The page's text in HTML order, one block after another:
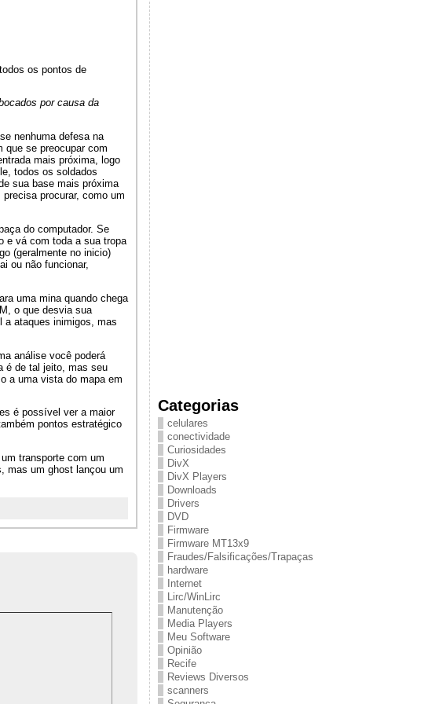
os pontos de
por causa da
nenhuma defesa na
que se preocupar com
mais próxima, logo
todos os soldados
sua base mais próxima
procurar, como um
do computador. Se
e vá com toda a sua tropa
(geralmente no inicio)
ou não funcionar,
uma mina quando chega
o que desvia sua
a ataques inimigos, mas
análise você poderá
é de tal jeito, mas seu
a uma vista do mapa em
é possível ver a maior
pontos estratégico
transporte com um
mas um ghost lançou um
Categorias
celulares
conectividade
Curiosidades
DivX
DivX Players
Downloads
Drivers
DVD
Firmware
Firmware MT13x9
Fraudes/Falsificações/Trapaças
hardware
Internet
Lirc/WinLirc
Manutenção
Media Players
Meu Software
Opinião
Recife
Reviews Diversos
scanners